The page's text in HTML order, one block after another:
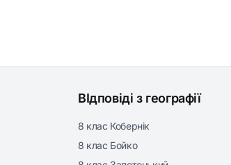
ВІдповіді з географії
8 клас Кобернік
8 клас Бойко